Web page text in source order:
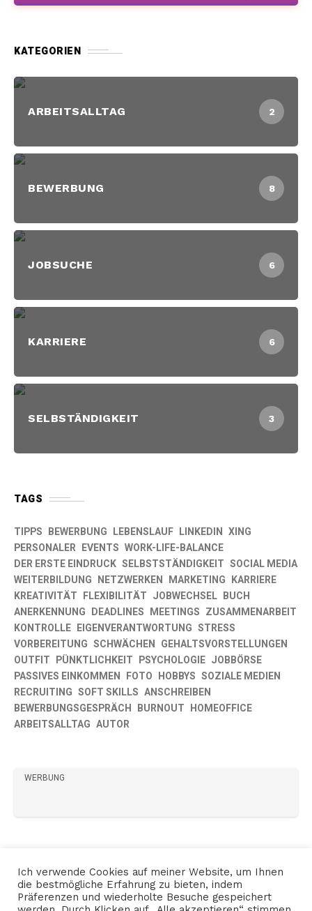
KATEGORIEN
ARBEITSALLTAG 2
BEWERBUNG 8
JOBSUCHE 6
KARRIERE 6
SELBSTÄNDIGKEIT 3
TAGS
TIPPS BEWERBUNG LEBENSLAUF LINKEDIN XING
PERSONALER EVENTS WORK-LIFE-BALANCE
DER ERSTE EINDRUCK SELBSTSTÄNDIGKEIT SOCIAL MEDIA
WEITERBILDUNG NETZWERKEN MARKETING KARRIERE
KREATIVITÄT FLEXIBILITÄT JOBWECHSEL BUCH
ANERKENNUNG DEADLINES MEETINGS ZUSAMMENARBEIT
KONTROLLE EIGENVERANTWORTUNG STRESS
VORBEREITUNG SCHWÄCHEN GEHALTSVORSTELLUNGEN
OUTFIT PÜNKTLICHKEIT PSYCHOLOGIE JOBBÖRSE
PASSIVES EINKOMMEN FOTO HOBBYS SOZIALE MEDIEN
RECRUITING SOFT SKILLS ANSCHREIBEN
BEWERBUNGSGESPRÄCH BURNOUT HOMEOFFICE
ARBEITSALLTAG AUTOR
WERBUNG
Ich verwende Cookies auf meiner Website, um Ihnen
die bestmögliche Erfahrung zu bieten, indem
Präferenzen und wiederholte Besuche gespeichert